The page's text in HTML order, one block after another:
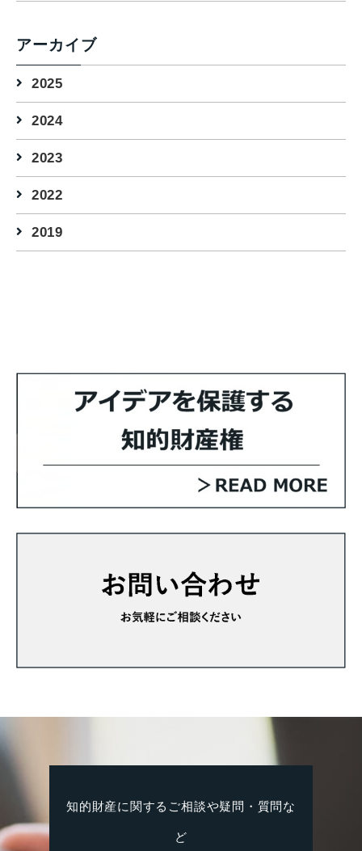
アーカイブ
2025
2024
2023
2022
2019
知的財産に関するご相談や疑問・質問な
ど